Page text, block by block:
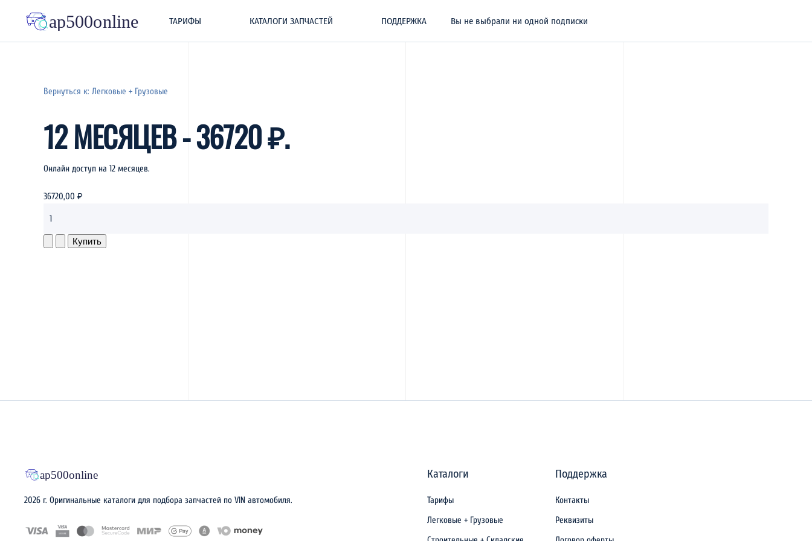
ТАРИФЫ КАТАЛОГИ ЗАПЧАСТЕЙ ПОДДЕРЖКА Вы не выбрали ни одной подписки
Вернуться к: Легковые + Грузовые
12 МЕСЯЦЕВ - 36720 ₽.
Онлайн доступ на 12 месяцев.
36720,00 ₽
2026 г. Оригинальные каталоги для подбора запчастей по VIN автомобиля.
Каталоги
Тарифы
Легковые + Грузовые
Поддержка
Контакты
Реквизиты